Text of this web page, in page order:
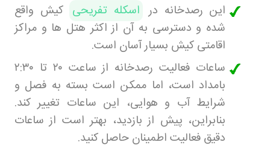
این رصدخانه در اسکله تفریحی کیش واقع
شده و دسترسی به آن از اکثر هتل‌ ها و مراکز
اقامتی کیش بسیار آسان است.
ساعات فعالیت رصدخانه از ساعت ۲۰ تا ۲:۳۰
بامداد است، اما ممکن است بسته به فصل و
شرایط آب و هوایی، این ساعات تغییر کند.
بنابراین، پیش از بازدید، بهتر است از ساعات
دقیق فعالیت اطمینان حاصل کنید.